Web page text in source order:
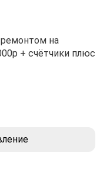
на
+ счётчики плюс